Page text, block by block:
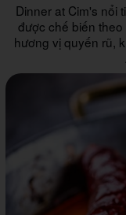
Dinner at Cim's nổi
được chế biến
hương vị quyến rũ,